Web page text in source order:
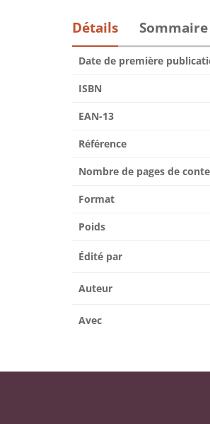
Détails Sommaire
Date de première
ISBN
EAN-13
Référence
Nombre de pages de
Format
Poids
Édité par
Auteur
Avec